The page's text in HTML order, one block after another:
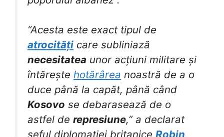
“Acesta este exact tipul de
atrocități care subliniază
necesitatea unor acțiuni militare și
întărește hotărârea noastră de a o
duce până la capăt, până când
Kosovo se debarasează de o
astfel de represiune,” a declarat
șeful diplomației britanice Robin